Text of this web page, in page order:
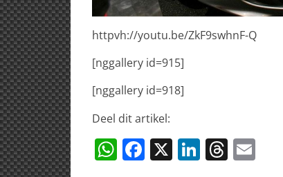
httpvh://youtu.be/ZkF9swhnF-Q
[nggallery id=915]
[nggallery id=918]
Deel dit artikel:
W F X Li T